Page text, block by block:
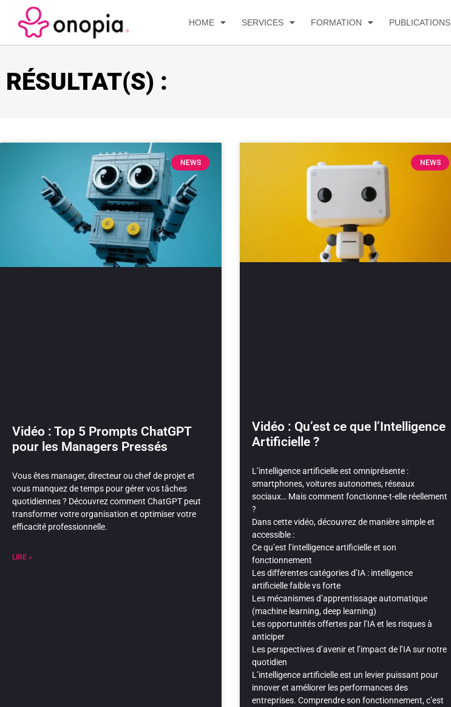
HOME SERVICES FORMATION PUBLICATIONS
RÉSULTAT(S) :
NEWS
Vidéo : Top 5 Prompts ChatGPT
pour les Managers Pressés
Vous êtes manager, directeur ou chef de projet et
vous manquez de temps pour gérer vos tâches
quotidiennes ? Découvrez comment ChatGPT peut
transformer votre organisation et optimiser votre
efficacité professionnelle.
LIRE »
NEWS
Vidéo : Qu’est ce que l’Intelligence
Artificielle ?
L’intelligence artificielle est omniprésente :
smartphones, voitures autonomes, réseaux
sociaux… Mais comment fonctionne-t-elle réellement
?
Dans cette vidéo, découvrez de manière simple et
accessible :
Ce qu’est l’intelligence artificielle et son
fonctionnement
Les différentes catégories d’IA : intelligence
artificielle faible vs forte
Les mécanismes d’apprentissage automatique
(machine learning, deep learning)
Les opportunités offertes par l’IA et les risques à
anticiper
Les perspectives d’avenir et l’impact de l’IA sur notre
quotidien
L’intelligence artificielle est un levier puissant pour
innover et améliorer les performances des
entreprises. Comprendre son fonctionnement, c’est